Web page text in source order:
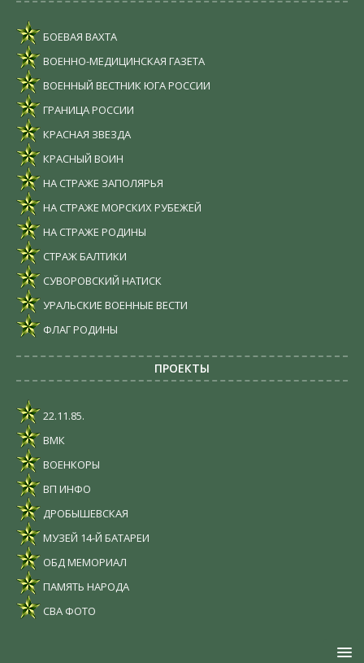
БОЕВАЯ ВАХТА
ВОЕННО-МЕДИЦИНСКАЯ ГАЗЕТА
ВОЕННЫЙ ВЕСТНИК ЮГА РОССИИ
ГРАНИЦА РОССИИ
КРАСНАЯ ЗВЕЗДА
КРАСНЫЙ ВОИН
НА СТРАЖЕ ЗАПОЛЯРЬЯ
НА СТРАЖЕ МОРСКИХ РУБЕЖЕЙ
НА СТРАЖЕ РОДИНЫ
СТРАЖ БАЛТИКИ
СУВОРОВСКИЙ НАТИСК
УРАЛЬСКИЕ ВОЕННЫЕ ВЕСТИ
ФЛАГ РОДИНЫ
ПРОЕКТЫ
22.11.85.
ВМК
ВОЕНКОРЫ
ВП ИНФО
ДРОБЫШЕВСКАЯ
МУЗЕЙ 14-Й БАТАРЕИ
ОБД МЕМОРИАЛ
ПАМЯТЬ НАРОДА
СВА ФОТО